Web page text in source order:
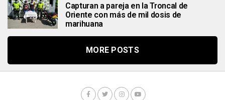
Capturan a pareja en la Troncal de
Oriente con más de mil dosis de
marihuana
MORE POSTS